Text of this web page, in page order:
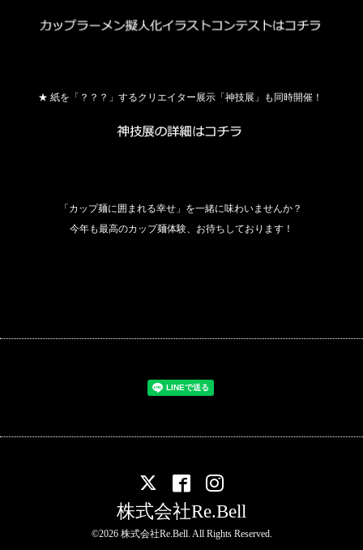
★ 紙を「？？？」するクリエイター展示「神技展」も同時開催！
「カップ麺に囲まれる幸せ」を一緒に味わいませんか？
今年も最高のカップ麺体験、お待ちしております！
株式会社Re.Bell
©2026 株式会社Re.Bell. All Rights Reserved.